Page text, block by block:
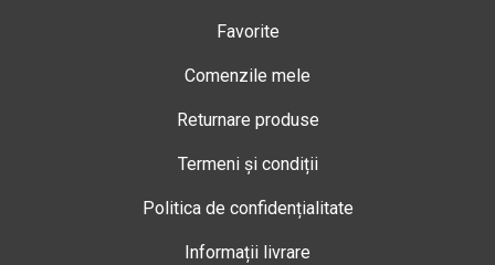
Favorite
Comenzile mele
Returnare produse
Termeni și condiții
Politica de confidențialitate
Informații livrare